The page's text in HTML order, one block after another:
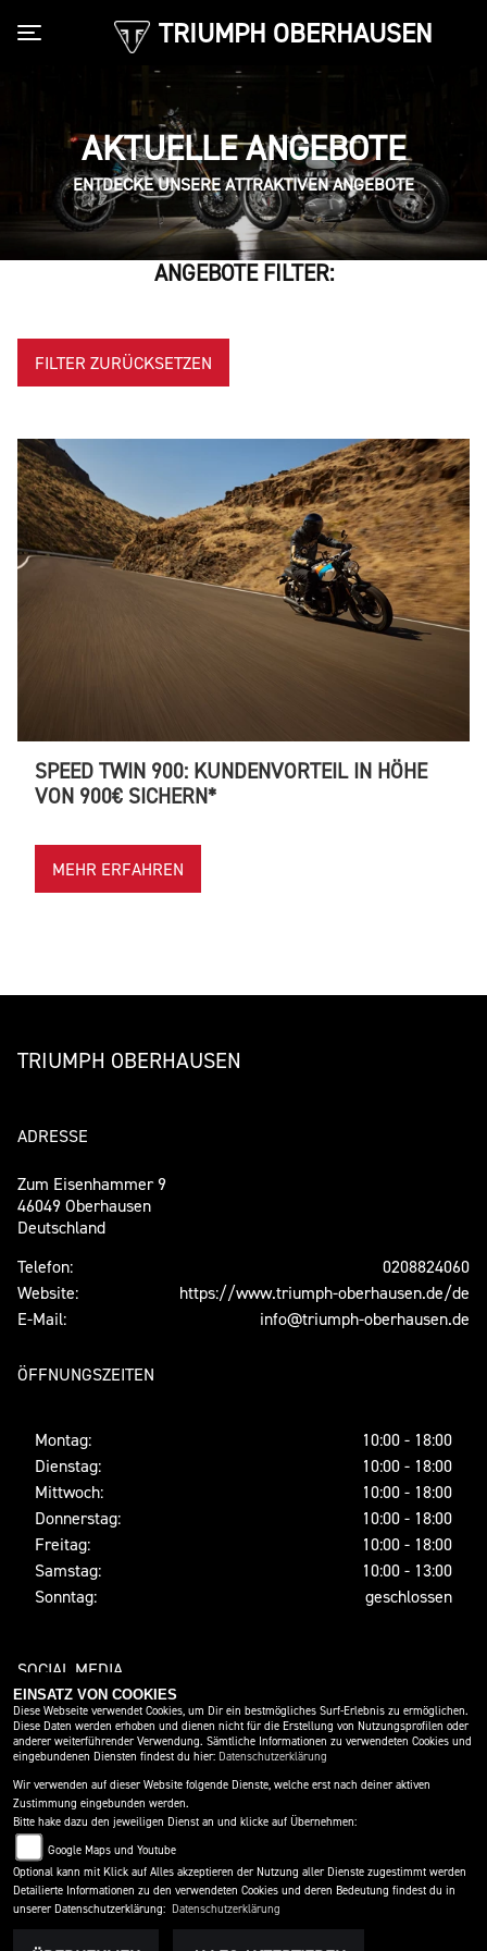
TRIUMPH OBERHAUSEN
Toggle navigation
AKTUELLE ANGEBOTE
ENTDECKE UNSERE ATTRAKTIVEN ANGEBOTE
ANGEBOTE FILTER:
FILTER ZURÜCKSETZEN
SPEED TWIN 900: KUNDENVORTEIL IN HÖHE
VON 900€ SICHERN*
MEHR ERFAHREN
TRIUMPH OBERHAUSEN
ADRESSE
Zum Eisenhammer 9
46049 Oberhausen
Deutschland
Telefon:
0208824060
Website:
https://www.triumph-oberhausen.de/de
E-Mail:
info@triumph-oberhausen.de
ÖFFNUNGSZEITEN
Montag:
10:00 - 18:00
Dienstag:
10:00 - 18:00
Mittwoch:
10:00 - 18:00
Donnerstag:
10:00 - 18:00
Freitag:
10:00 - 18:00
Samstag:
10:00 - 13:00
Sonntag:
geschlossen
SOCIAL MEDIA
AGB
IMPRESSUM DATENSCHUTZ
DISCLAIMER
BARRIEREFREIHEIT
EINSATZ VON COOKIES
Diese Webseite verwendet Cookies, um Dir ein bestmögliches Surf-Erlebnis zu ermöglichen.
Diese Daten werden erhoben und dienen nicht für die Erstellung von Nutzungsprofilen oder
anderer weiterführender Verwendung. Sämtliche Informationen zu verwendeten Cookies und
eingebundenen Diensten findest du hier: Datenschutzerklärung
Wir verwenden auf dieser Website folgende Dienste, welche erst nach deiner aktiven
Zustimmung eingebunden werden.
Bitte hake dazu den jeweiligen Dienst an und klicke auf Übernehmen:
Google Maps und Youtube
Optional kann mit Klick auf Alles akzeptieren der Nutzung aller Dienste zugestimmt werden
Detailierte Informationen zu den verwendeten Cookies und deren Bedeutung findest du in
unserer Datenschutzerklärung: Datenschutzerklärung